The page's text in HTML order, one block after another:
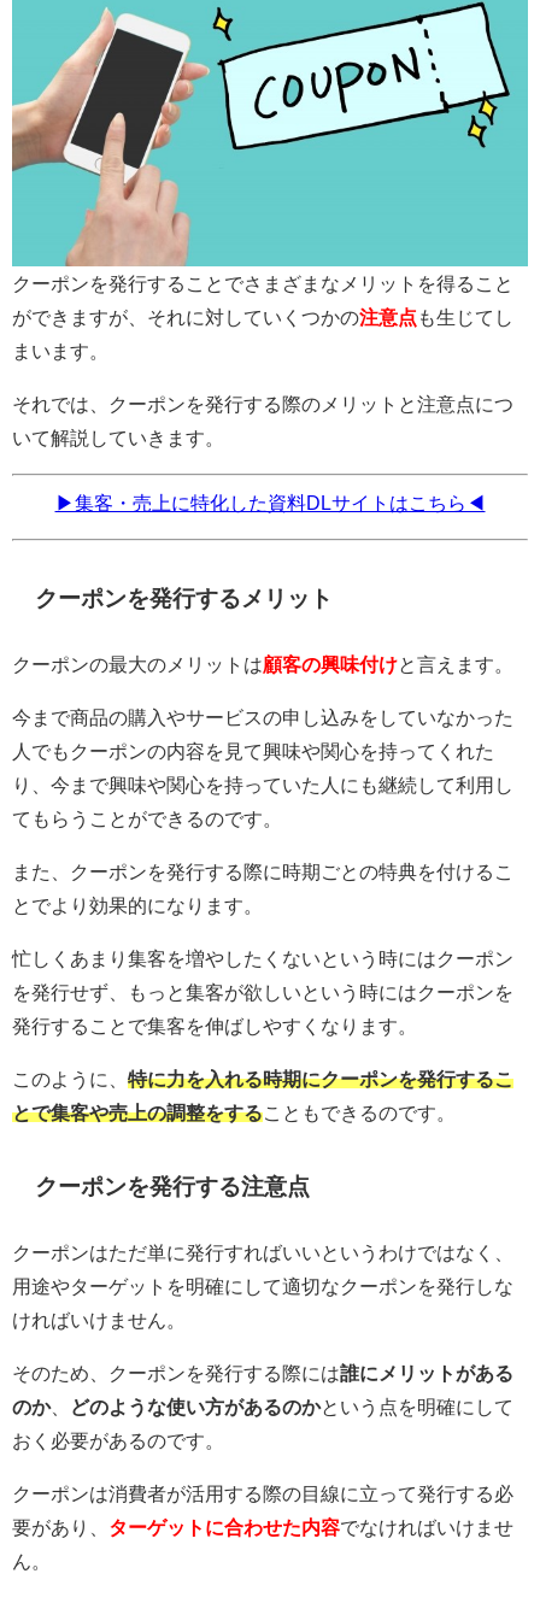
クーポンを発行することでさまざまなメリットを得ること
ができますが、それに対していくつかの注意点 も生じてし
まいます。
それでは、クーポンを発行する際のメリットと注意点につ
いて解説していきます。
▶集客・売上に特化した資料DLサイトはこちら◀
クーポンを発行するメリット
クーポンの最大のメリットは顧客の興味付けと言えます。
今まで商品の購入やサービスの申し込みをしていなかった
人でもクーポンの内容を見て興味や関心を持ってくれた
り、今まで興味や関心を持っていた人にも継続して利用し
てもらうことができるのです。
また、クーポンを発行する際に時期ごとの特典を付けるこ
とでより効果的になります。
忙しくあまり集客を増やしたくないという時にはクーポン
を発行せず、もっと集客が欲しいという時にはクーポンを
発行することで集客を伸ばしやすくなります。
このように、 特に力を入れる時期にクーポンを発行するこ
とで集客や売上の調整をする こともできるのです。
クーポンを発行する注意点
クーポンはただ単に発行すればいいというわけではなく、
用途やターゲットを明確にして適切なクーポンを発行しな
ければいけません。
そのため、クーポンを発行する際には誰にメリットがある
のか、 どのような使い方があるのかという点を明確にして
おく必要があるのです。
クーポンは消費者が活用する際の目線に立って発行する必
要があり、 ターゲットに合わせた内容でなければいけませ
ん。